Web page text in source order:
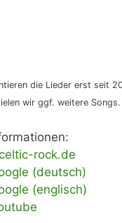
die Lieder erst seit
wir ggf. weitere Songs.
rock.de
(deutsch)
(englisch)